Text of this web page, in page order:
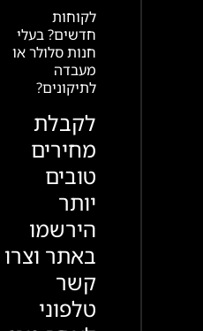
לקוחות
חדשים? בעלי
חנות סלולר או
מעבדה
לתיקונים?
לקבלת
מחירים
טובים
יותר
הירשמו
באתר וצרו
קשר
טלפוני